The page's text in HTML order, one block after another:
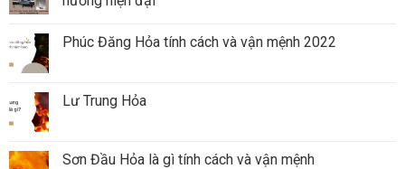
Phúc Đăng Hỏa tính cách và vận mệnh 2022
Lư Trung Hỏa
Sơn Đầu Hỏa là gì tính cách và vận mệnh